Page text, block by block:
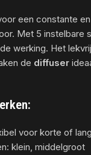
een constante
Met 5 instelbare
werking. Het
de diffuser
voor korte of
klein, middelgroot